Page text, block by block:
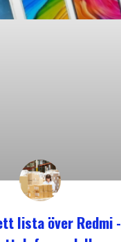
lista över Redmi -